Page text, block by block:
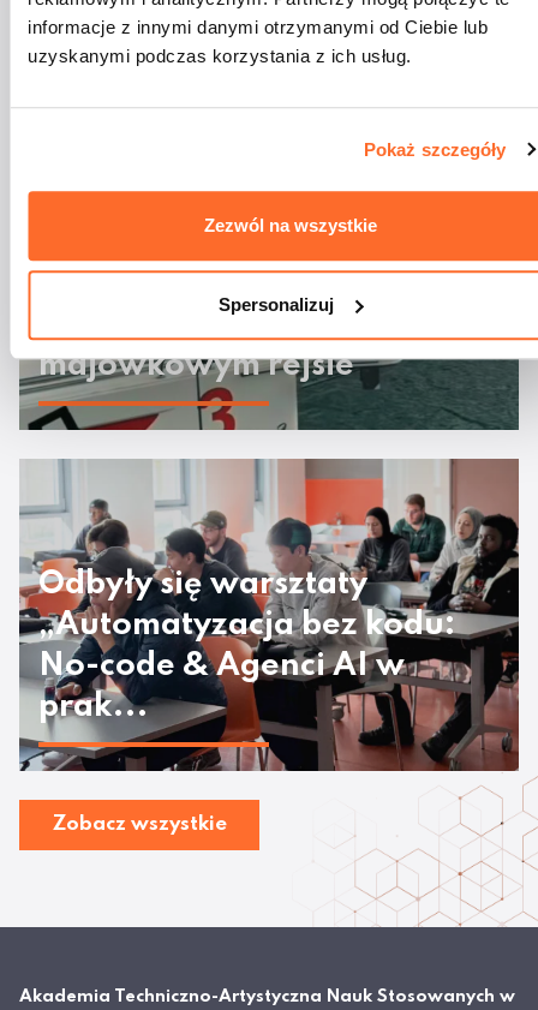
informacje z innymi danymi otrzymanymi od Ciebie lub
uzyskanymi podczas korzystania z ich usług.
Pokaż szczegóły
Zezwól na wszystkie
Spersonalizuj
Aktualności
Studenci ATA na
majówkowym rejsie
Odbyły się warsztaty
„Automatyzacja bez kodu:
No-code & Agenci AI w
prak...
Zobacz wszystkie
Akademia Techniczno-Artystyczna Nauk Stosowanych w